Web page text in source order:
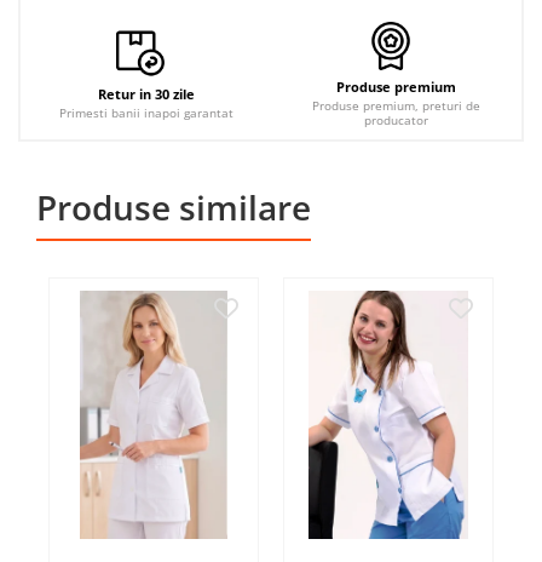
Retur in 30 zile
Primesti banii inapoi garantat
Produse premium
Produse premium, preturi de
producator
Produse similare